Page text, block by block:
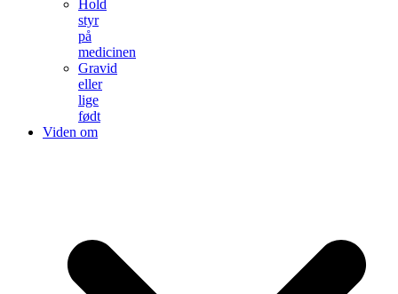
Hold
styr
på
medicinen
Gravid
eller
lige
født
Viden om